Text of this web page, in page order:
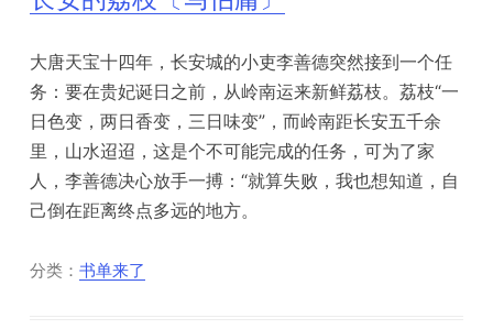
大唐天宝十四年，长安城的小吏李善德突然接到一个任
务：要在贵妃诞日之前，从岭南运来新鲜荔枝。荔枝“一
日色变，两日香变，三日味变”，而岭南距长安五千余
里，山水迢迢，这是个不可能完成的任务，可为了家
人，李善德决心放手一搏：“就算失败，我也想知道，自
己倒在距离终点多远的地方。
分类：书单来了